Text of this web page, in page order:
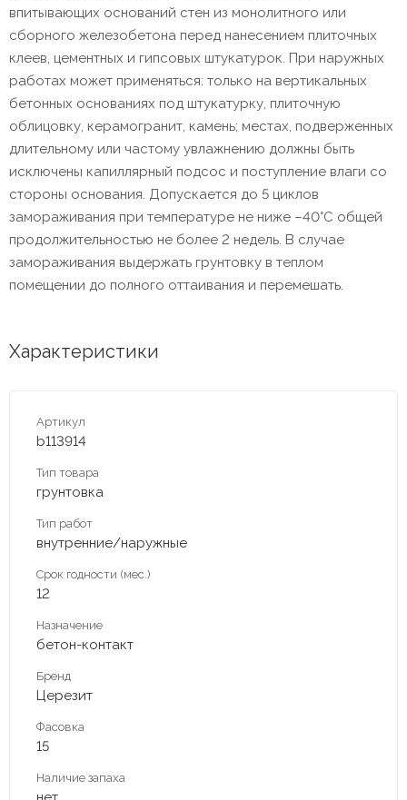
впитывающих оснований стен из монолитного или
сборного железобетона перед нанесением плиточных
клеев, цементных и гипсовых штукатурок. При наружных
работах может применяться: только на вертикальных
бетонных основаниях под штукатурку, плиточную
облицовку, керамогранит, камень; местах, подверженных
длительному или частому увлажнению должны быть
исключены капиллярный подсос и поступление влаги со
стороны основания. Допускается до 5 циклов
замораживания при температуре не ниже –40°C общей
продолжительностью не более 2 недель. В случае
замораживания выдержать грунтовку в теплом
помещении до полного оттаивания и перемешать.
Характеристики
Артикул
b113914
Тип товара
грунтовка
Тип работ
внутренние/наружные
Срок годности (мес.)
12
Назначение
бетон-контакт
Бренд
Церезит
Фасовка
15
Наличие запаха